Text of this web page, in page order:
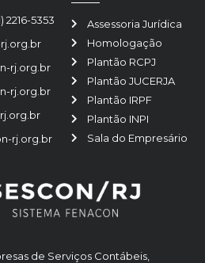
de Serviços Contábeis,
Assessoria Jurídica
Homologação
Plantão RCPJ
Plantão JUCERJA
Plantão IRPF
Plantão INPI
Sala do Empresário
2216-5353
rj.org.br
rj.org.br
rj.org.br